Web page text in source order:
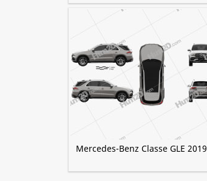
Mercedes-Benz Classe GLE 2019